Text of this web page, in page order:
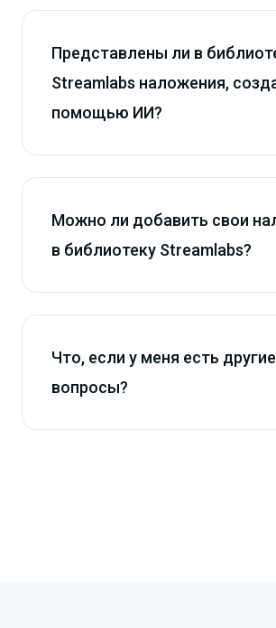
Представлены ли в
Streamlabs наложения,
помощью ИИ?
Можно ли добавить свои
в библиотеку Streamlabs?
Что, если у меня есть другие
вопросы?